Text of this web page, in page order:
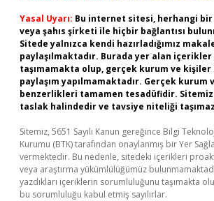
Yasal Uyarı: Bu internet sitesi, herhangi
veya şahıs şirketi ile hiçbir bağlantısı
Sitede yalnızca kendi hazırladığımız
paylaşılmaktadır. Burada yer alan
taşımamakta olup, gerçek kurum ve kişiler
paylaşım yapılmamaktadır. Gerçek kurum
benzerlikleri tamamen tesadüfidir.
taslak halindedir ve tavsiye niteliği
Sitemiz, 5651 Sayılı Kanun gereğince Bilgi
Kurumu (BTK) tarafından onaylanmış bir Yer
vermektedir. Bu nedenle, sitedeki içerikleri
veya araştırma yükümlülüğümüz
yazdıkları içeriklerin sorumluluğunu taşımakta
bu sorumluluğu kabul etmiş sayılırlar.